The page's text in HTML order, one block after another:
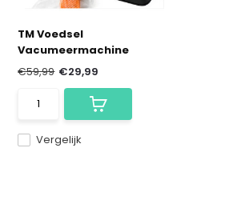
TM Voedsel
Vacumeermachine
Vergelijk
€59,99 €29,99